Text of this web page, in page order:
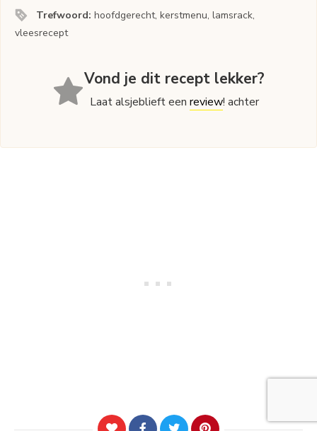
Trefwoord:hoofdgerecht, kerstmenu, lamsrack,
vleesrecept
Vond je dit recept lekker?
Laat alsjeblieft eenreview! achter